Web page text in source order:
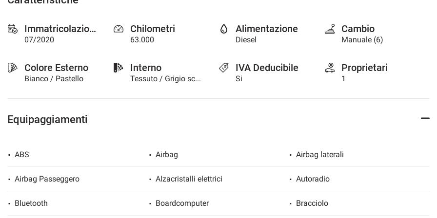
Immatricolazione
07/2020
Chilometri
63.000
Alimentazione
Diesel
Cambio
Manuale (6)
Colore Esterno
Bianco / Pastello
Interno
Tessuto / Grigio scuro
IVA Deducibile
Si
Proprietari
1
Equipaggiamenti
ABS Airbag Airbag laterali
Airbag Passeggero Alzacristalli elettrici Autoradio
Bluetooth Boardcomputer Bracciolo
di
tracciamento
alla
cookie
Puoi
e
modificare
scelte
qualsiasi
momento.